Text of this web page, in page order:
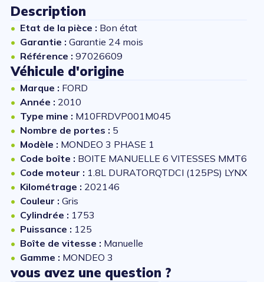
Description
Etat de la pièce : Bon état
Garantie : Garantie 24 mois
Référence : 97026609
Véhicule d'origine
Marque : FORD
Année : 2010
Type mine : M10FRDVP001M045
Nombre de portes : 5
Modèle : MONDEO 3 PHASE 1
Code boîte : BOITE MANUELLE 6 VITESSES MMT6
Code moteur : 1.8L DURATORQTDCI (125PS) LYNX
Kilométrage : 202146
Couleur : Gris
Cylindrée : 1753
Puissance : 125
Boîte de vitesse : Manuelle
Gamme : MONDEO 3
vous avez une question ?